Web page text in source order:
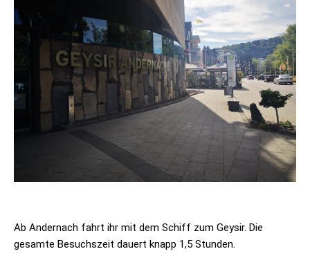
Ab Andernach fahrt ihr mit dem Schiff zum Geysir. Die
gesamte Besuchszeit dauert knapp 1,5 Stunden.